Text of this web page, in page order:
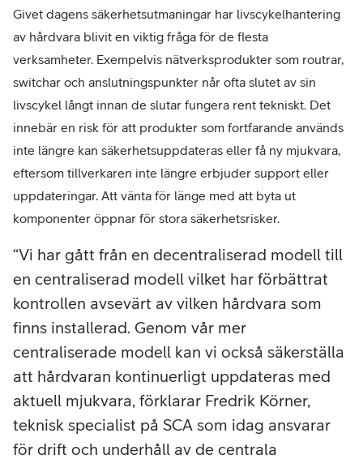
Givet dagens säkerhetsutmaningar har livscykelhantering
av hårdvara blivit en viktig fråga för de flesta
verksamheter. Exempelvis nätverksprodukter som routrar,
switchar och anslutningspunkter når ofta slutet av sin
livscykel långt innan de slutar fungera rent tekniskt. Det
innebär en risk för att produkter som fortfarande används
inte längre kan säkerhetsuppdateras eller få ny mjukvara,
eftersom tillverkaren inte längre erbjuder support eller
uppdateringar. Att vänta för länge med att byta ut
komponenter öppnar för stora säkerhetsrisker.
Vi har gått från en decentraliserad modell till
en centraliserad modell vilket har förbättrat
kontrollen avsevärt av vilken hårdvara som
finns installerad. Genom vår mer
centraliserade modell kan vi också säkerställa
att hårdvaran kontinuerligt uppdateras med
aktuell mjukvara, förklarar Fredrik Körner,
teknisk specialist på SCA som idag ansvarar
för drift och underhåll av de centrala